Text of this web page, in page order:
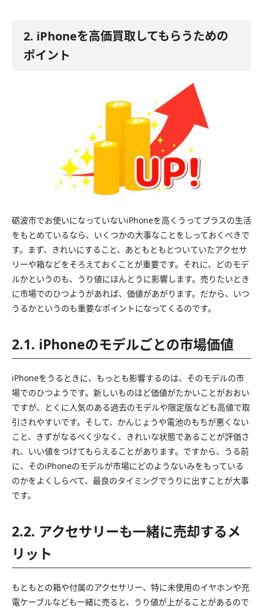
2. iPhoneを高価買取してもらうための
ポイント
砺波市でお使いになっていないiPhoneを高くうってプラスの生活
をもとめているなら、いくつかの大事なことをしっておくべきで
す。まず、きれいにすること、あともともとついていたアクセサ
リーや箱などをそろえておくことが重要です。それに、どのモデ
ルかというのも、うり値にほんとうに影響します。売りたいとき
に市場でのひつようがあれば、価値があがります。だから、いつ
うるかというのも重要なポイントになってくるのです。
2.1. iPhoneのモデルごとの市場価値
iPhoneをうるときに、もっとも影響するのは、そのモデルの市
場でのひつようです。新しいものほど価値がたかいことがおおい
ですが、とくに人気のある過去のモデルや限定版なども高値で取
引されやすいです。そして、かんじょうや電池のもちが悪くない
こと、きずがなるべく少なく、きれいな状態であることが評価さ
れ、いい値をつけてもらえることがあります。ですから、うる前
に、そのiPhoneのモデルが市場にどのようないみをもっている
のかをよくしらべて、最良のタイミングでうりに出すことが大事
です。
2.2. アクセサリーも一緒に売却するメ
リット
もともとの箱や付属のアクセサリー、特に未使用のイヤホンや充
電ケーブルなども一緒に売ると、うり値が上がることがあるので